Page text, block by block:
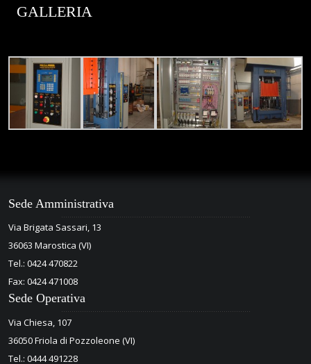
GALLERIA
Sede Amministrativa
Via Brigata Sassari, 13
36063 Marostica (VI)
Tel.: 0424 470822
Fax: 0424 471008
Sede Operativa
Via Chiesa, 107
36050 Friola di Pozzoleone (VI)
Tel.: 0444 491228